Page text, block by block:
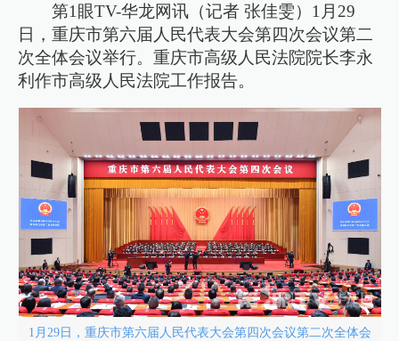
第1眼TV-华龙网讯（记者 张佳雯）1月29
日，重庆市第六届人民代表大会第四次会议第二
次全体会议举行。重庆市高级人民法院院长李永
利作市高级人民法院工作报告。
1月29日，重庆市第六届人民代表大会第四次会议第二次全体会